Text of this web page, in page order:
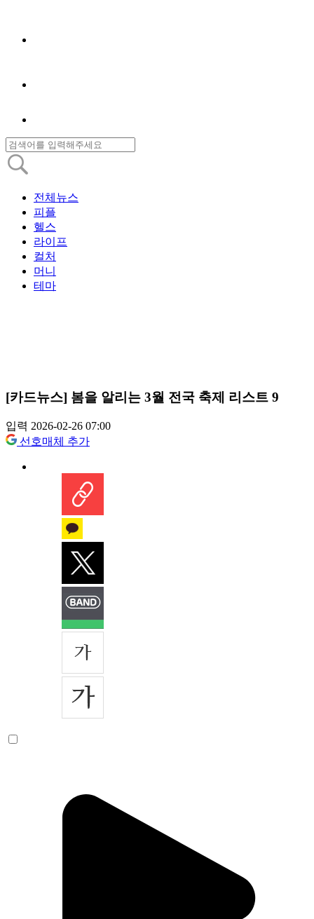
전체뉴스
피플
헬스
라이프
컬처
머니
테마
[카드뉴스] 봄을 알리는 3월 전국 축제 리스트 9
입력 2026-02-26 07:00
선호매체 추가